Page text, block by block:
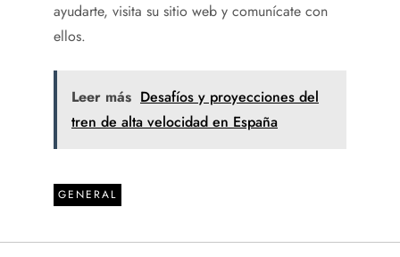
ayudarte, visita su sitio web y comunícate con
ellos.
Leer más Desafíos y proyecciones del
tren de alta velocidad en España
GENERAL